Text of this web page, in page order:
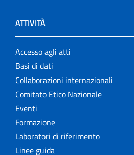
ATTIVITÀ
Accesso agli atti
Basi di dati
Collaborazioni internazionali
Comitato Etico Nazionale
Eventi
Formazione
Laboratori di riferimento
Linee guida